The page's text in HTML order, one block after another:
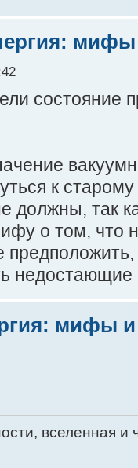
состояние
к
должны, так
о том, что
недостающие
мифы
вселенная и